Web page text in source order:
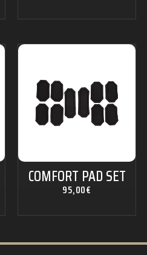
COMFORT PAD SET
95,00€